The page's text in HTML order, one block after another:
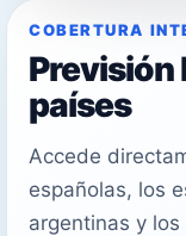
COBERTURA
Previsión
países
Accede
españolas, los
argentinas y